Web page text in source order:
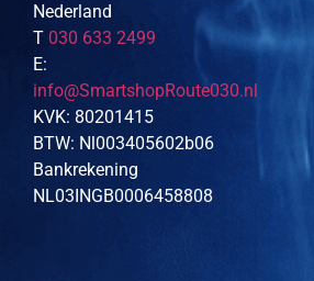
Nederland
T 030 633 2499
E:
info@SmartshopRoute030.nl
KVK: 80201415
BTW: Nl003405602b06
Bankrekening
NL03INGB0006458808